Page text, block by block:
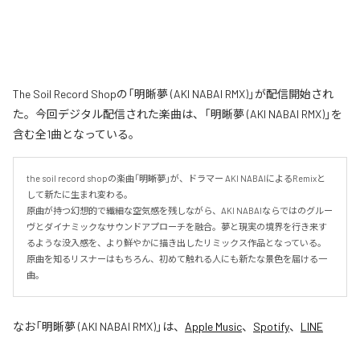
The Soil Record Shopの「明晰夢 (AKI NABAI RMX)」が配信開始され
た。今回デジタル配信された楽曲は、「明晰夢 (AKI NABAI RMX)」を
含む全1曲となっている。
the soil record shopの楽曲「明晰夢」が、ドラマー AKI NABAIによるRemixと
して新たに生まれ変わる。
原曲が持つ幻想的で繊細な空気感を残しながら、AKI NABAIならではのグルー
ヴとダイナミックなサウンドアプローチを融合。夢と現実の境界を行き来す
るような没入感を、より鮮やかに描き出したリミックス作品となっている。
原曲を知るリスナーはもちろん、初めて触れる人にも新たな景色を届ける一
曲。
なお「明晰夢 (AKI NABAI RMX)」は、 Apple Music、 Spotify、 LINE